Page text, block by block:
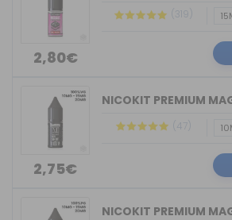
2,80€
(319)
2,75€
(47)